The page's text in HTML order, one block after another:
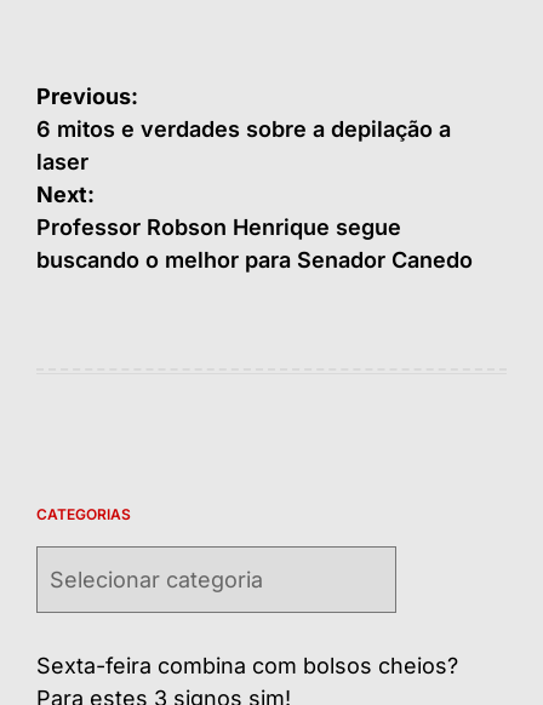
Navegação
de
Post
Previous:
6 mitos e verdades sobre a depilação a
laser
Next:
Professor Robson Henrique segue
buscando o melhor para Senador Canedo
CATEGORIAS
Sexta-feira combina com bolsos cheios?
Para estes 3 signos sim!